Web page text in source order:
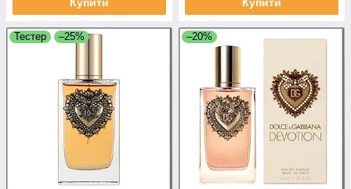
Купити Купити
Тестер –25% –20%